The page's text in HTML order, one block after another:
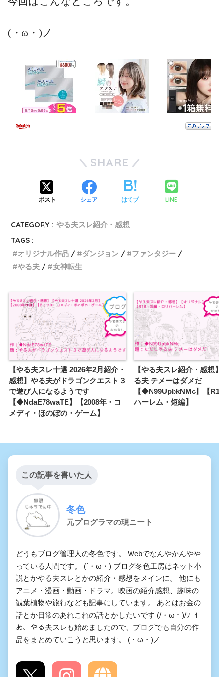
(・ω・)ノ
SHARE
ポスト シェア はてブ LINE
CATEGORY : やる夫スレ紹介・感想
TAGS :
オリジナル作品
ダンジョン
ファンタジー
やる夫
女神転生
【やる夫スレ十選 2026年2月紹介・
感想】やる夫がドラゴンクエスト３
で遊び人になるようです
【◆NdaE78waTE】【2008年・コ
メディ・ほのぼの・ゲーム】
【やる夫スレ紹介・感想
る夫 テメーはダメだ
【◆N99UpbkNMc】【
ハーレム・短編】
この記事を書いた人
冬色
元プログラマの現ニート
どうもブログ管理人の冬色です。 Webでなんやかんやや
っている人間です。 (´・ω・) ブログ冬色工房はネット小
説とかやる夫スレとかの紹介・感想をメインに。 他にも
アニメ・漫画・動画・ドラマ。映画の紹介感想、趣味の
観葉植物や旅行なども記事にしています。 あとはお金の
話とか日常のあれこれの話とかしたいです (/・ω・)/ﾜｰｲ
あ、やる夫スレも始めましたので、ブログでも自分の作
品をまとめていこうと思います。 (・ω・)ノ